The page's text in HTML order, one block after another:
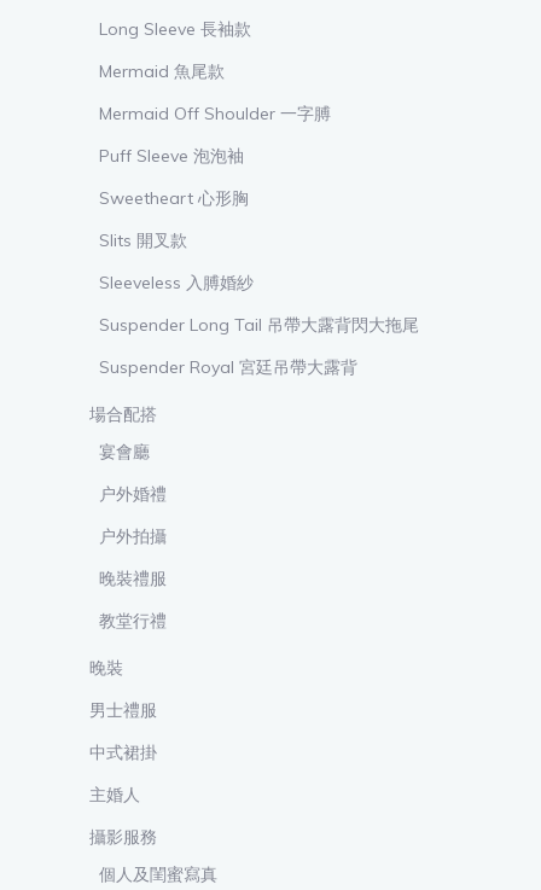
Long Sleeve 長袖款
Mermaid 魚尾款
Mermaid Off Shoulder 一字膊
Puff Sleeve 泡泡袖
Sweetheart 心形胸
Slits 開叉款
Sleeveless 入膊婚紗
Suspender Long Tail 吊帶大露背閃大拖尾
Suspender Royal 宮廷吊帶大露背
場合配搭
宴會廳
户外婚禮
户外拍攝
晚裝禮服
教堂行禮
晚裝
男士禮服
中式裙掛
主婚人
攝影服務
個人及閨蜜寫真